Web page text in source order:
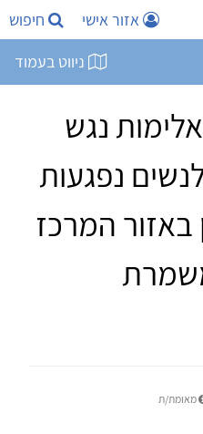
אזור אישי חיפוש
ניווט בעמוד
נגש
נפגעות
באזור המרכז
מאומת/ת